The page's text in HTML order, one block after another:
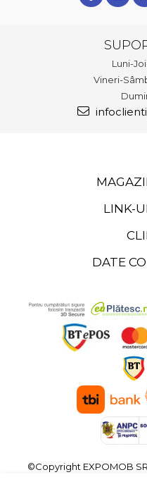
Luni-
Vineri-
LINK-
DATE
©Copyright EXPOMOB